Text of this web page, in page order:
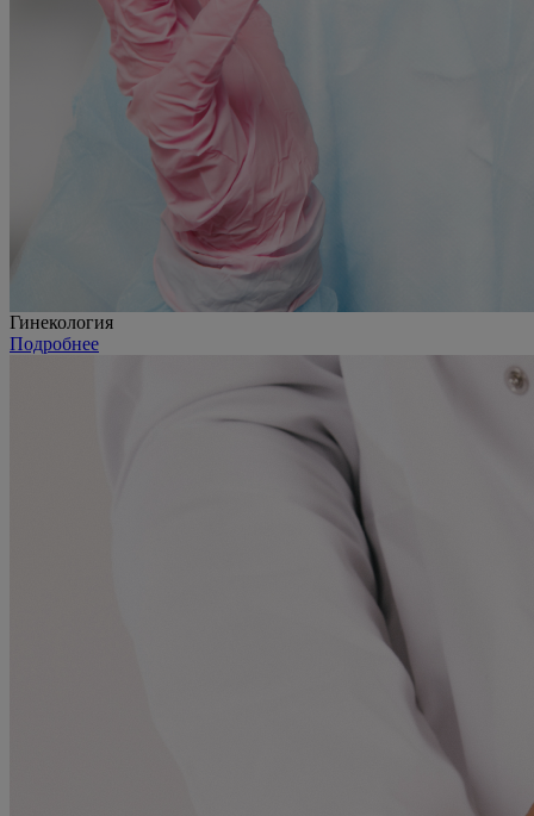
Гинекология
Подробнее